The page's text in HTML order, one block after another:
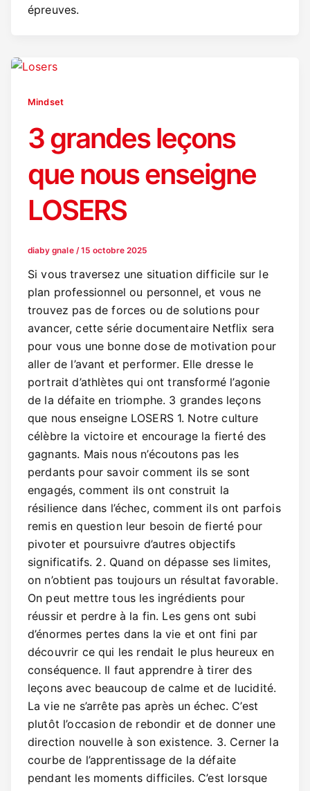
épreuves.
Mindset
3 grandes leçons
que nous enseigne
LOSERS
diaby gnale /15 octobre 2025
Si vous traversez une situation difficile sur le
plan professionnel ou personnel, et vous ne
trouvez pas de forces ou de solutions pour
avancer, cette série documentaire Netflix sera
pour vous une bonne dose de motivation pour
aller de l’avant et performer. Elle dresse le
portrait d’athlètes qui ont transformé l’agonie
de la défaite en triomphe. 3 grandes leçons
que nous enseigne LOSERS 1. Notre culture
célèbre la victoire et encourage la fierté des
gagnants. Mais nous n’écoutons pas les
perdants pour savoir comment ils se sont
engagés, comment ils ont construit la
résilience dans l’échec, comment ils ont parfois
remis en question leur besoin de fierté pour
pivoter et poursuivre d’autres objectifs
significatifs. 2. Quand on dépasse ses limites,
on n’obtient pas toujours un résultat favorable.
On peut mettre tous les ingrédients pour
réussir et perdre à la fin. Les gens ont subi
d’énormes pertes dans la vie et ont fini par
découvrir ce qui les rendait le plus heureux en
conséquence. Il faut apprendre à tirer des
leçons avec beaucoup de calme et de lucidité.
La vie ne s’arrête pas après un échec. C’est
plutôt l’occasion de rebondir et de donner une
direction nouvelle à son existence. 3. Cerner la
courbe de l’apprentissage de la défaite
pendant les moments difficiles. C’est lorsque